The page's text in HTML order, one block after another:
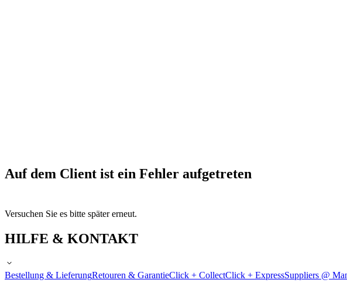
Auf dem Client ist ein Fehler aufgetreten
Versuchen Sie es bitte später erneut.
HILFE & KONTAKT
Bestellung & LieferungRetouren & GarantieClick + CollectClick + ExpressSuppliers @